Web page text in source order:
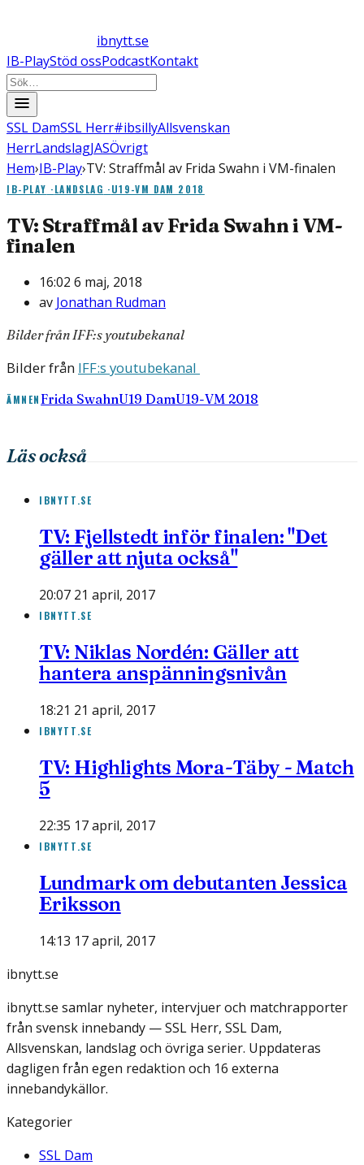
ibnytt.se
IB-PlayStöd ossPodcastKontakt
SSL DamSSL Herr#ibsillyAllsvenskan
HerrLandslagJASÖvrigt
Hem›IB-Play›TV: Straffmål av Frida Swahn i VM-finalen
IB-PLAY ·LANDSLAG ·U19-VM DAM 2018
TV: Straffmål av Frida Swahn i VM-
finalen
16:02 6 maj, 2018
av Jonathan Rudman
Bilder från IFF:s youtubekanal
Bilder från IFF:s youtubekanal
ÄMNENFrida SwahnU19 DamU19-VM 2018
Läs också
IBNYTT.SE
TV: Fjellstedt inför finalen: "Det
gäller att njuta också"
20:07 21 april, 2017
IBNYTT.SE
TV: Niklas Nordén: Gäller att
hantera anspänningsnivån
18:21 21 april, 2017
IBNYTT.SE
TV: Highlights Mora-Täby - Match
5
22:35 17 april, 2017
IBNYTT.SE
Lundmark om debutanten Jessica
Eriksson
14:13 17 april, 2017
ibnytt.se
ibnytt.se samlar nyheter, intervjuer och matchrapporter
från svensk innebandy — SSL Herr, SSL Dam,
Allsvenskan, landslag och övriga serier. Uppdateras
dagligen från egen redaktion och 16 externa
innebandykällor.
Kategorier
SSL Dam